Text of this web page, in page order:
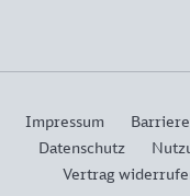
Impressum
Datenschutz
Vertrag